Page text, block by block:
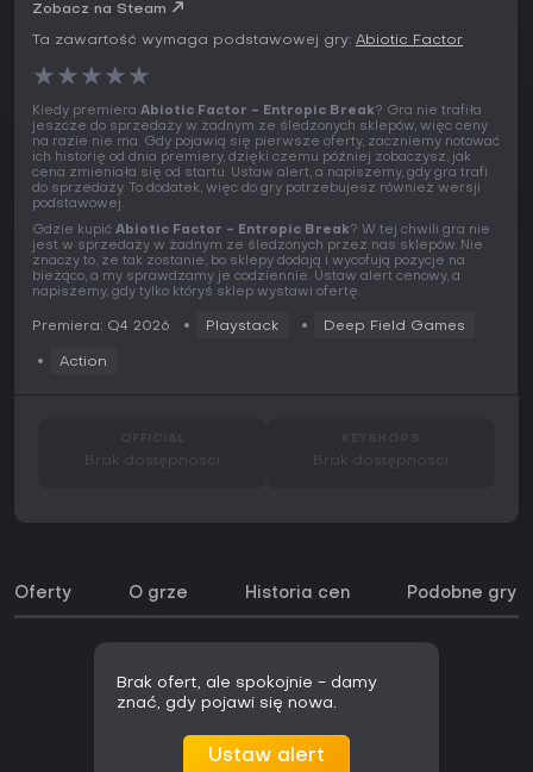
Zobacz na Steam
Ta zawartość wymaga podstawowej gry: Abiotic Factor
★★★★★
Kiedy premiera Abiotic Factor - Entropic Break? Gra nie trafiła
jeszcze do sprzedaży w żadnym ze śledzonych sklepów, więc ceny
na razie nie ma. Gdy pojawią się pierwsze oferty, zaczniemy notować
ich historię od dnia premiery, dzięki czemu później zobaczysz, jak
cena zmieniała się od startu. Ustaw alert, a napiszemy, gdy gra trafi
do sprzedaży. To dodatek, więc do gry potrzebujesz również wersji
podstawowej.
Gdzie kupić Abiotic Factor - Entropic Break? W tej chwili gra nie
jest w sprzedaży w żadnym ze śledzonych przez nas sklepów. Nie
znaczy to, że tak zostanie, bo sklepy dodają i wycofują pozycje na
bieżąco, a my sprawdzamy je codziennie. Ustaw alert cenowy, a
napiszemy, gdy tylko któryś sklep wystawi ofertę.
Premiera: Q4 2026 Playstack Deep Field Games
Action
Brak dostępności Brak dostępności
Oferty O grze Historia cen Podobne gry
Brak ofert, ale spokojnie - damy
znać, gdy pojawi się nowa.
Ustaw alert